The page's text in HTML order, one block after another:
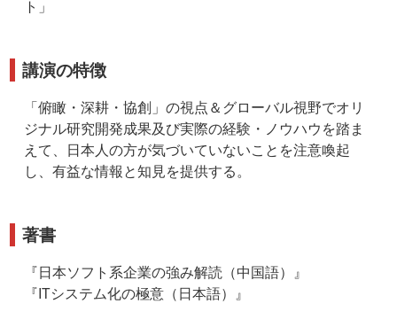
ト」
講演の特徴
「俯瞰・深耕・協創」の視点＆グローバル視野でオリ
ジナル研究開発成果及び実際の経験・ノウハウを踏ま
えて、日本人の方が気づいていないことを注意喚起
し、有益な情報と知見を提供する。
著書
『日本ソフト系企業の強み解読（中国語）』
『ITシステム化の極意（日本語）』